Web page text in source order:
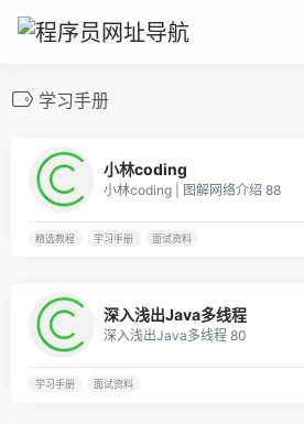
学习手册
小林coding
小林coding | 图解网络介绍 88
精选教程 学习手册 面试资料
深入浅出Java多线程
深入浅出Java多线程 80
学习手册 面试资料